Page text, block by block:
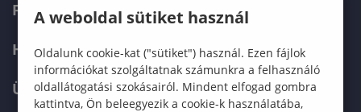
FELVÉTELIZŐKNEK
HALLGATÓKNAK
ÜZLETI PARTNEREKNEK
A weboldal sütiket használ
Oldalunk cookie-kat ("sütiket") használ. Ezen fájlok
információkat szolgáltatnak számunkra a felhasználó
oldallátogatási szokásairól. Mindent elfogad gombra
kattintva, Ön beleegyezik a cookie-k használatába,